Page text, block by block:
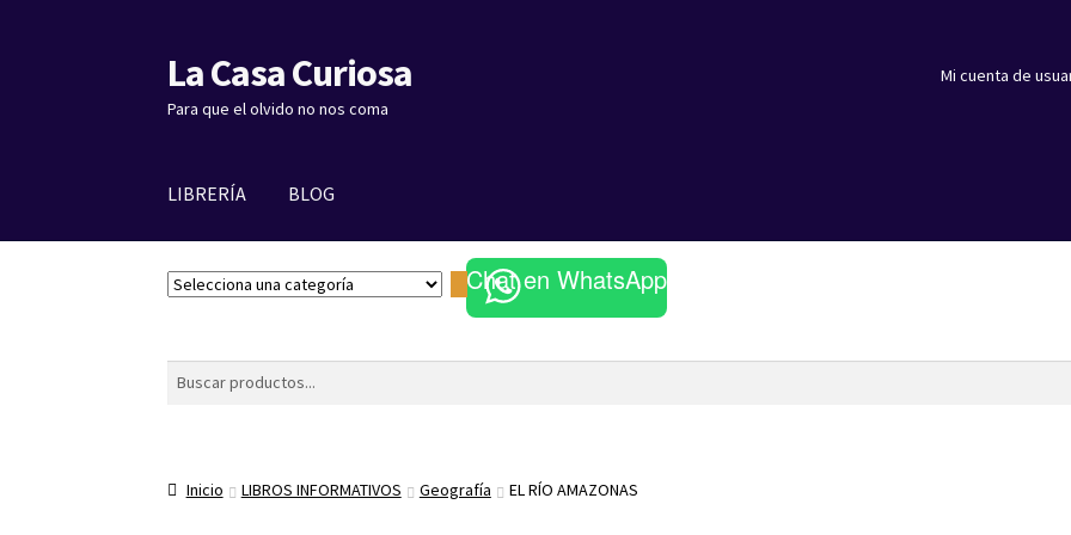
Ir
a
la
Ir
al
contenido
La Casa Curiosa
Para que el olvido no nos coma
Mi cuenta de
LIBRERÍA BLOG
S
e
n
Chat en WhatsApp
Buscar
Inicio LIBROS INFORMATIVOS Geografía EL RÍO AMAZONAS